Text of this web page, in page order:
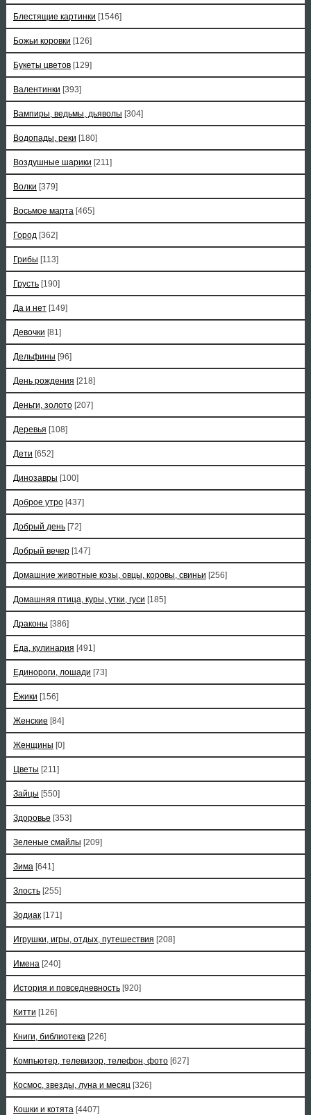
Блестящие картинки [1546]
Божьи коровки [126]
Букеты цветов [129]
Валентинки [393]
Вампиры, ведьмы, дьяволы [304]
Водопады, реки [180]
Воздушные шарики [211]
Волки [379]
Восьмое марта [465]
Город [362]
Грибы [113]
Грусть [190]
Да и нет [149]
Девочки [81]
Дельфины [96]
День рождения [218]
Деньги, золото [207]
Деревья [108]
Дети [652]
Динозавры [100]
Доброе утро [437]
Добрый день [72]
Добрый вечер [147]
Домашние животные козы, овцы, коровы, свиньи [256]
Домашняя птица, куры, утки, гуси [185]
Драконы [386]
Еда, кулинария [491]
Единороги, лошади [73]
Ёжики [156]
Женские [84]
Женщины [0]
Цветы [211]
Зайцы [550]
Здоровье [353]
Зеленые смайлы [209]
Зима [641]
Злость [255]
Зодиак [171]
Игрушки, игры, отдых, путешествия [208]
Имена [240]
История и повседневность [920]
Китти [126]
Книги, библиотека [226]
Компьютер, телевизор, телефон, фото [627]
Космос, звезды, луна и месяц [326]
Кошки и котята [4407]